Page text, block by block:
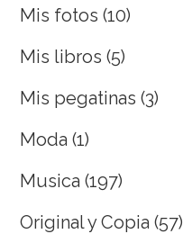
Mis fotos (10)
Mis libros (5)
Mis pegatinas (3)
Moda (1)
Musica (197)
Original y Copia (57)